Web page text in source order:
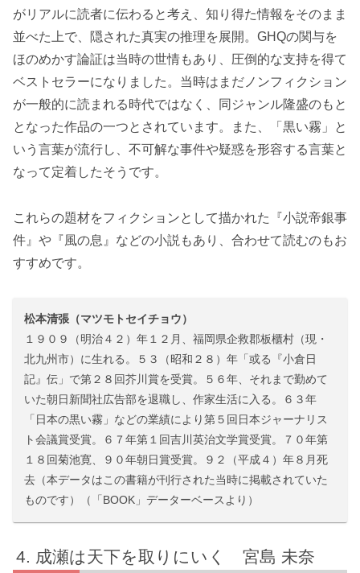
がリアルに読者に伝わると考え、知り得た情報をそのまま
並べた上で、隠された真実の推理を展開。GHQの関与を
ほのめかす論証は当時の世情もあり、圧倒的な支持を得て
ベストセラーになりました。当時はまだノンフィクション
が一般的に読まれる時代ではなく、同ジャンル隆盛のもと
となった作品の一つとされています。また、「黒い霧」と
いう言葉が流行し、不可解な事件や疑惑を形容する言葉と
なって定着したそうです。
これらの題材をフィクションとして描かれた『小説帝銀事
件』や『風の息』などの小説もあり、合わせて読むのもお
すすめです。
松本清張（マツモトセイチョウ）
１９０９（明治４２）年１２月、福岡県企救郡板櫃村（現・
北九州市）に生れる。５３（昭和２８）年「或る『小倉日
記』伝」で第２８回芥川賞を受賞。５６年、それまで勤めて
いた朝日新聞社広告部を退職し、作家生活に入る。６３年
「日本の黒い霧」などの業績により第５回日本ジャーナリス
ト会議賞受賞。６７年第１回吉川英治文学賞受賞。７０年第
１８回菊池寛、９０年朝日賞受賞。９２（平成４）年８月死
去（本データはこの書籍が刊行された当時に掲載されていた
ものです）（「BOOK」データーベースより）
成瀬は天下を取りにいく 宮島 未奈